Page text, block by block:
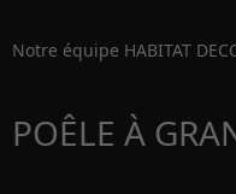
Notre équipe HABITAT
POÊLE À